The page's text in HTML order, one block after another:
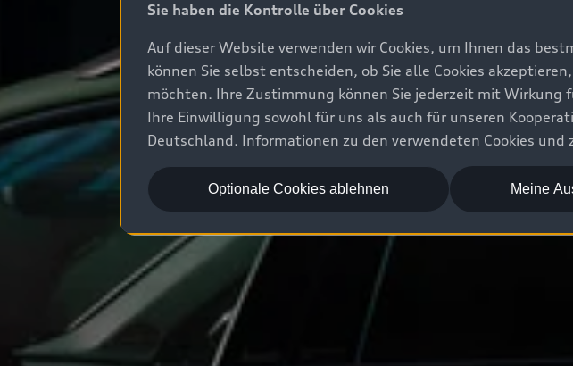
Sie haben die Kontrolle über Cookies
Auf dieser Website verwenden wir Cookies, um Ihnen das
können Sie selbst entscheiden, ob Sie alle Cookies
möchten. Ihre Zustimmung können Sie jederzeit mit
Ihre Einwilligung sowohl für uns als auch für unseren
Deutschland. Informationen zu den verwendeten Cookies
Optionale Cookies ablehnen Meine